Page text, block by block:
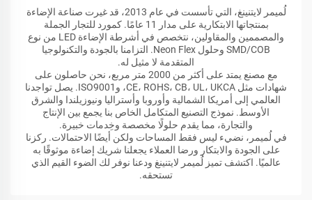
لُميمر لايتنينغ، التي تأسست في عام 2013، قد غيرت صناعة الإضاءة
بمنتجاتها الابتكارية على مدار 11 عامًا. كمورد للتجار الجملة
والمصممين والمقاولين، نتخصص في أشرطة الإضاءة LED من نوع
SMD/COB وحلول Neon Flex. التزامنا بالجودة والتكنولوجيا
المتقدمة لا مثيل له.
مع مصنع يمتد على أكثر من 2000 متر مربع، نحن حاصلون على
شهادات مثل CE، ROHS، CB، UL، UKCA، وISO9001. يصل تواجدنا
العالمي إلى أمريكا الشمالية وأوروبا وأستراليا ونيوزيلندا والشرق
الأوسط. نموذج التصنيع المتكامل الخاص بنا يجمع بين الإنتاج
والتجارة، مما يقدم حلولًا مخصصة وخِدمات خبيرة.
في لُميمر، نضيء ليس فقط المساحات ولكن أيضًا الاحتمالات. ركزنا
على الجودة والابتكار ورضا العملاء يجعلنا شريك إضاءة موثوقًا به
عالميًا. اكتشف تميز لُميمر لايتنينغ ودعنا نوفر لك الضوء القيم الذي
تستحقه.